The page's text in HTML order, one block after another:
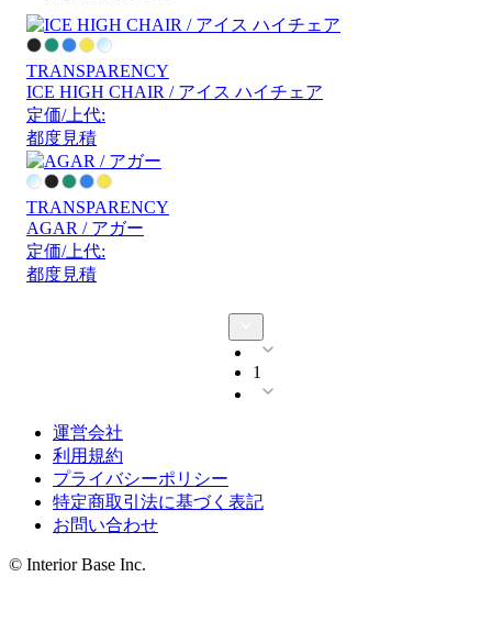
TRANSPARENCY
ICE HIGH CHAIR / アイス ハイチェア
定価/上代:
都度見積
TRANSPARENCY
AGAR / アガー
定価/上代:
都度見積
1
運営会社
利用規約
プライバシーポリシー
特定商取引法に基づく表記
お問い合わせ
© Interior Base Inc.